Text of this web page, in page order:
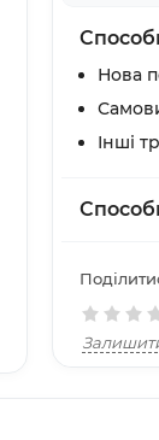
Нова
Інші